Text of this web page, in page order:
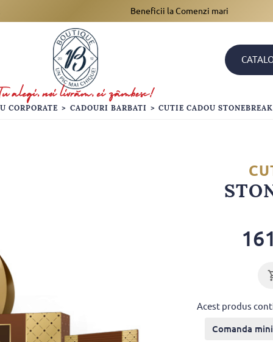
Beneficii la Comenzi mari
CORPORATE > CADOURI BARBATI > CUTIE CADOU
161
Acest produs
Comanda